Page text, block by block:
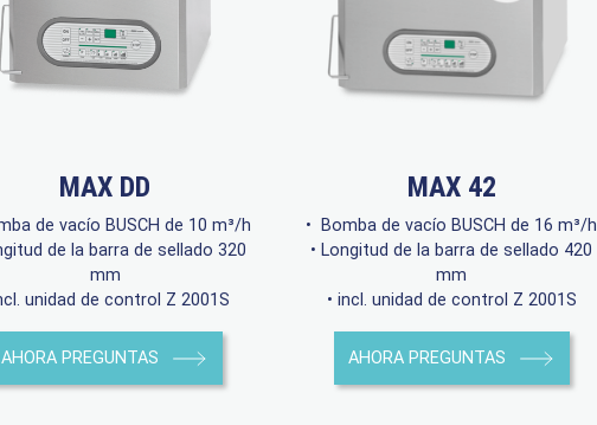
MAX DD
de vacío BUSCH de 10 m³/h
de la barra de sellado 320
mm
unidad de control Z 2001S
AHORA PREGUNTAS
MAX 42
• Bomba de vacío BUSCH de 16 m³/h
• Longitud de la barra de sellado 420
mm
• incl. unidad de control Z 2001S
AHORA PREGUNTAS